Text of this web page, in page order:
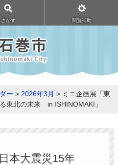
さがす 閲覧補助
ー > 2026年3月 > ミニ企画展「東
東北の未来 in ISHINOMAKI」
本大震災15年